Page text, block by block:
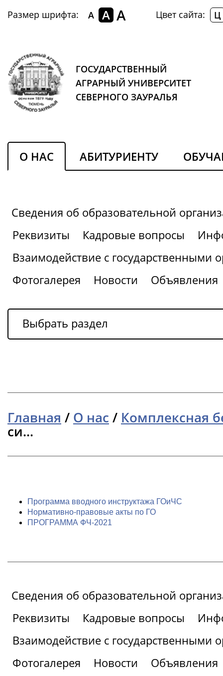
Размер шрифта: A A A Цвет сайта: Ц
ГОСУДАРСТВЕННЫЙ
АГРАРНЫЙ УНИВЕРСИТЕТ
СЕВЕРНОГО ЗАУРАЛЬЯ
О НАС АБИТУРИЕНТУ
Сведения об образовательной
Реквизиты
Кадровые вопросы
Взаимодействие с государственными
Фотогалерея
Новости Объявления
Выбрать раздел
Главная / О нас / Комплексная
си...
Программа вводного инструктажа ГОиЧС
Нормативно-правовые акты по ГО
ПРОГРАММА ФЧ-2021
Сведения об образовательной
Реквизиты
Кадровые вопросы
Взаимодействие с государственными
Фотогалерея
Новости Объявления